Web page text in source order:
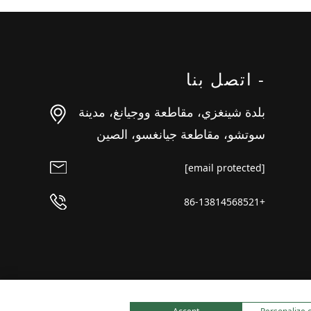
- اتصل بنا
بلدة شينغزي، مقاطعة ووجيانغ، مدينة
سوتشو، مقاطعة جيانغسو، الصين
[email protected]
+86-13814568521